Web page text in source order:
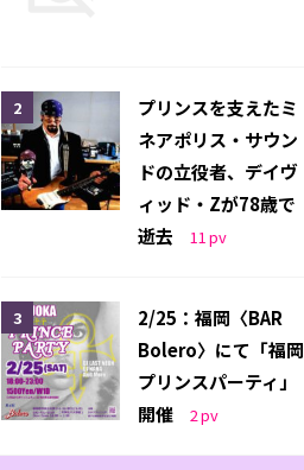
プリンスを支えたミ
ネアポリス・サウン
ドの立役者、デイヴ
ィッド・Zが78歳で
逝去
11 pv
2/25：福岡〈BAR
Bolero〉にて「福岡
プリンスパーティ」
開催
2pv